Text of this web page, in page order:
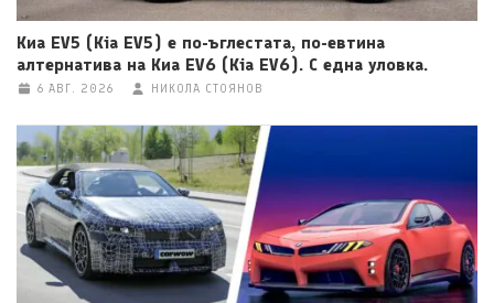
Киа EV5 (Kia EV5) е по-ъглестата, по-евтина
алтернатива на Киа EV6 (Kia EV6). С една уловка.
6 АВГ. 2026 НИКОЛА СТОЯНОВ